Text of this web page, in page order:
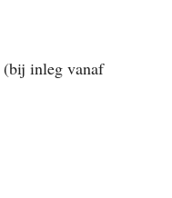
(bij inleg vanaf